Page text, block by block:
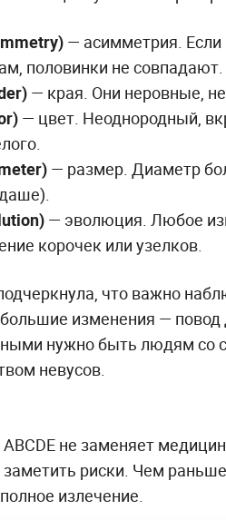
— асимметрия.
половинки не совпадают.
— края. Они неровные,
— цвет. Неоднородный,
— размер. Диаметр
— эволюция. Любое
корочек или узелков.
что важно
изменения — повод
нужно быть людям со
невусов.
не заменяет
заметить риски. Чем
излечение.